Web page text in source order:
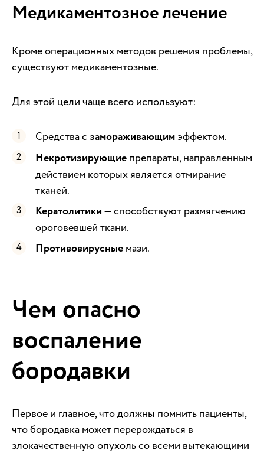
Медикаментозное лечение
Кроме операционных методов решения проблемы,
существуют медикаментозные.
Для этой цели чаще всего используют:
Средства с замораживающимэффектом.
Некротизирующие препараты, направленным
действием которых является отмирание
тканей.
Кератолитики — способствуют размягчению
ороговевшей ткани.
Противовирусные мази.
Чем опасно
воспаление
бородавки
Первое и главное, что должны помнить пациенты,
что бородавка может перерождаться в
злокачественную опухоль со всеми вытекающими